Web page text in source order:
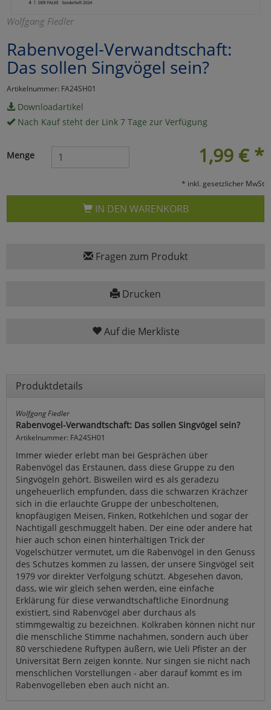
Wolfgang Fiedler
Rabenvogel-Verwandtschaft:
Das sollen Singvögel sein?
Artikelnummer: FA24SH01
Downloadartikel
Nach Kauf steht der Link 7 Tage zur Verfügung
1,99 € *
Menge
* inkl. gesetzlicher MwSt
IN DEN WARENKORB
Fragen zum Produkt
Drucken
Auf die Merkliste
Produktdetails
Wolfgang Fiedler
Rabenvogel-Verwandtschaft: Das sollen Singvögel sein?
Artikelnummer: FA24SH01
Immer wieder erlebt man bei Gesprächen über
Rabenvögel das Erstaunen, dass diese Gruppe zu den
Singvögeln gehört. Bisweilen wird es als geradezu
ungeheuerlich empfunden, dass die schwarzen Krächzer
sich in die erlauchte Gruppe der unbescholtenen,
knopfäugigen Meisen, Finken, Rotkehlchen und sogar der
Nachtigall geschmuggelt haben. Der eine oder andere hat
hier auch schon einen hinterhältigen Trick der
Vogelschützer vermutet, um die Rabenvögel in den Genuss
des Schutzes kommen zu lassen, der unsere Singvögel seit
1979 vor direkter Verfolgung schützt. Abgesehen davon,
dass, wie wir gleich sehen werden, eine einfache
Erklärung für diese verwandtschaftliche Einordnung
existiert, sind Rabenvögel aber durchaus als
stimmgewaltig zu bezeichnen. Kolkraben können nicht nur
die menschliche Stimme nachahmen, sondern auch über
80 verschiedene Ruftypen äußern, wie Ueli Pfister an der
Universität Bern zeigen konnte. Nur singen sie nicht nach
menschlichen Vorstellungen - aber darauf kommt es im
Rabenvogelleben eben auch nicht an.
Marketing
Umfragetools
Cookies
Einstellungen speichern
zu Haupptseite